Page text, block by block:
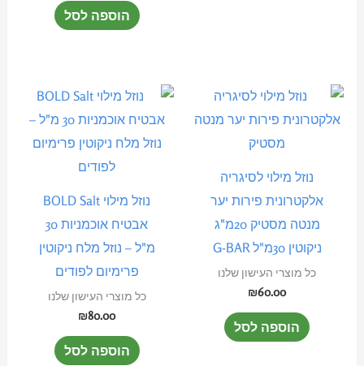
הוספה לסל
נוזל מילוי לסיגריה
אלקטרונית פירות יער
מנטה מסטיק 20מ"ג
ניקוטין 30מ"ל G-BAR
כל מוצרי העישון שלנו
₪60.00
הוספה לסל
נוזל מילוי BOLD Salt
אבטיח אוכמניות 30
מ"ל – נוזל מלח ניקוטין
פרימיום לפודים
כל מוצרי העישון שלנו
₪80.00
הוספה לסל